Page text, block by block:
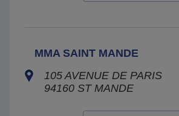
MMA SAINT MANDE
105 AVENUE DE PARIS
94160 ST MANDE